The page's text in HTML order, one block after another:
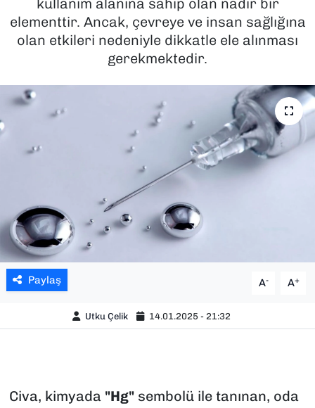
kullanım alanına sahip olan nadir bir
elementtir. Ancak, çevreye ve insan sağlığına
olan etkileri nedeniyle dikkatle ele alınması
gerekmektedir.
Paylaş A- A+
Utku Çelik 14.01.2025 - 21:32
Civa, kimyada "Hg"sembolü ile tanınan, oda
POLİTİKA
YEREL YÖNETİMLER